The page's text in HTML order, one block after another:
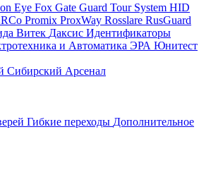
Eye Fox Gate Guard Tour System HID
Promix ProxWay Rosslare RusGuard
Витек Даксис Идентификаторы
и Автоматика ЭРА Юнитест
Сибирский Арсенал
Гибкие переходы Дополнительное